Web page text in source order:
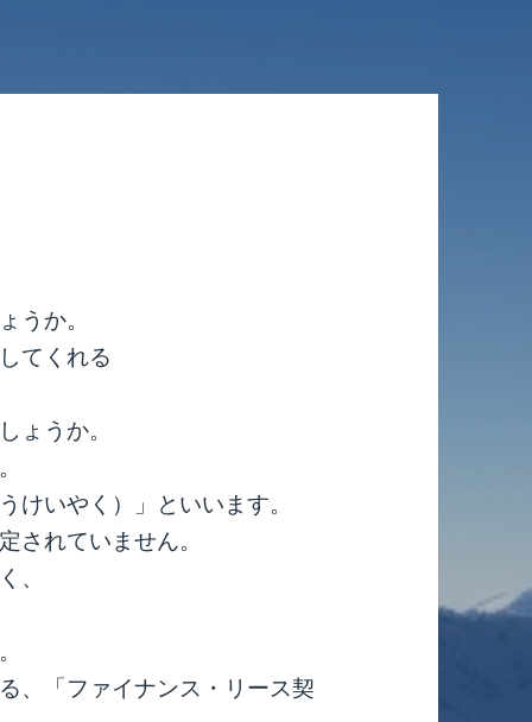
うか。
てくれる
ょうか。
けいやく）」といいます。
されていません。
、
、「ファイナンス・リース契